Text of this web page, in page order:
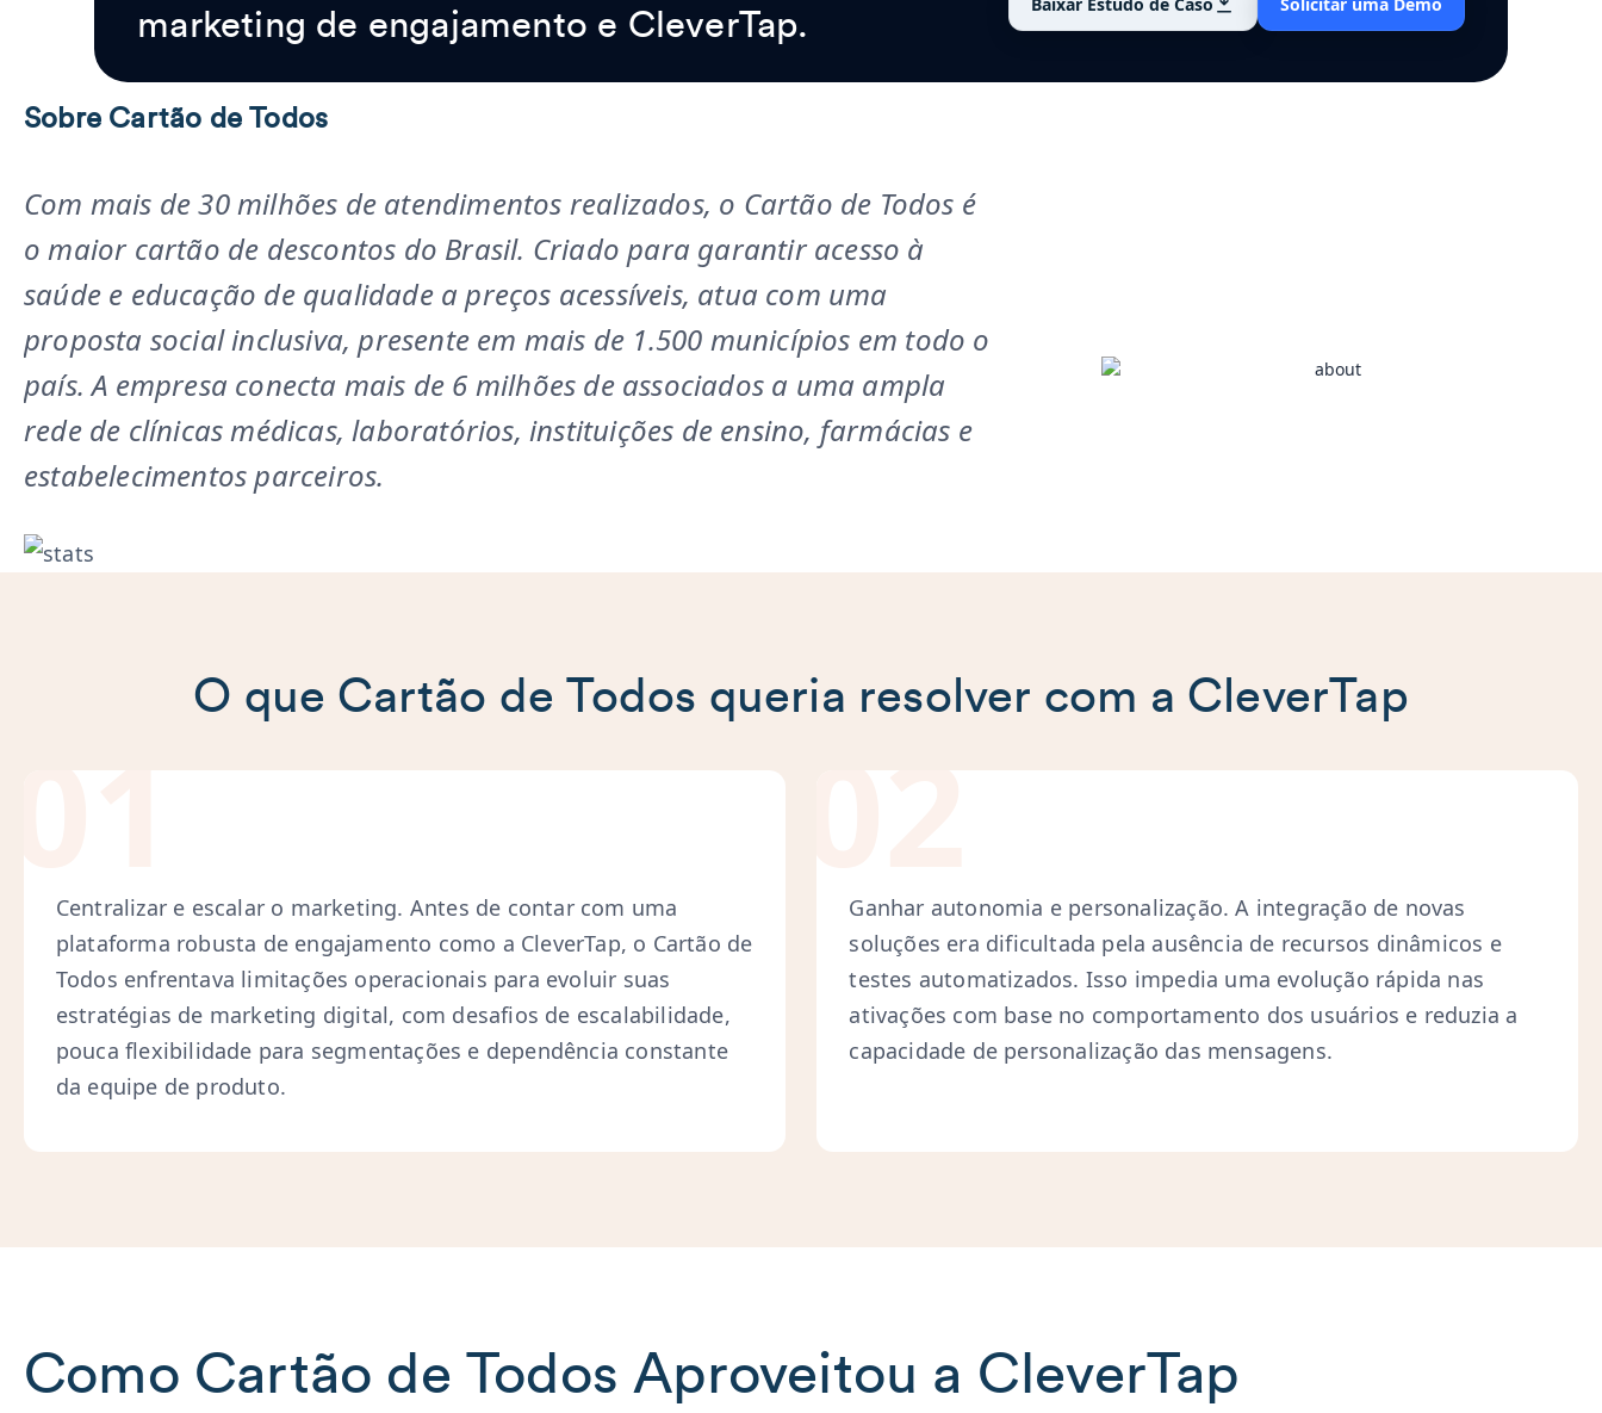
marketing de engajamento e CleverTap.
Sobre Cartão de Todos
Com mais de 30 milhões de atendimentos realizados, o Cartão de Todos é
o maior cartão de descontos do Brasil. Criado para garantir acesso à
saúde e educação de qualidade a preços acessíveis, atua com uma
proposta social inclusiva, presente em mais de 1.500 municípios em todo o
país. A empresa conecta mais de 6 milhões de associados a uma ampla
rede de clínicas médicas, laboratórios, instituições de ensino, farmácias e
estabelecimentos parceiros.
O que Cartão de Todos queria resolver com a CleverTap
Centralizar e escalar o marketing. Antes de contar com uma
plataforma robusta de engajamento como a CleverTap, o Cartão de
Todos enfrentava limitações operacionais para evoluir suas
estratégias de marketing digital, com desafios de escalabilidade,
pouca flexibilidade para segmentações e dependência constante
da equipe de produto.
Ganhar autonomia e personalização. A integração de novas
soluções era dificultada pela ausência de recursos dinâmicos e
testes automatizados. Isso impedia uma evolução rápida nas
ativações com base no comportamento dos usuários e reduzia a
capacidade de personalização das mensagens.
Como Cartão de Todos Aproveitou a CleverTap